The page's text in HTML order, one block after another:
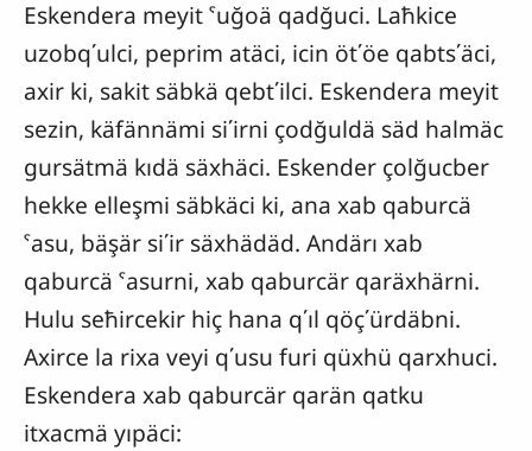
Eskendera meyit ˁuğoä qadğuci. Laħkice
uzobq΄ulci, peprim atäci, icin öt΄öe qabts΄äci,
axir ki, sakit säbkä qebt΄ilci. Eskendera meyit
sezin, käfännämi si΄irni çodğuldä säd halmäc
gursätmä kıdä säxhäci. Eskender çolğucber
hekke elleşmi säbkäci ki, ana xab qaburcä
ˁasu, bäşär si΄ir säxhädäd. Andärı xab
qaburcä ˁasurni, xab qaburcär qaräxhärni.
Hulu seħircekir hiç hana q΄ıl qöç΄ürdäbni.
Axirce la rixa veyi q΄usu furi qüxhü qarxhuci.
Eskendera xab qaburcär qarän qatku
itxacmä yıpäci: